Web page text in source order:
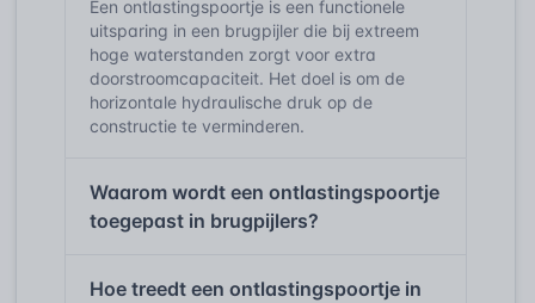
Een ontlastingspoortje is een functionele
uitsparing in een brugpijler die bij extreem
hoge waterstanden zorgt voor extra
doorstroomcapaciteit. Het doel is om de
horizontale hydraulische druk op de
constructie te verminderen.
Waarom wordt een ontlastingspoortje
toegepast in brugpijlers?
Hoe treedt een ontlastingspoortje in